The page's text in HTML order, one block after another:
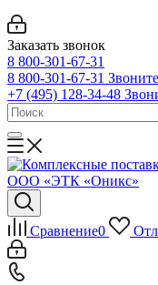
Заказать звонок
8 800-301-67-31
8 800-301-67-31
+7 (495) 128-34-48
Сравнение0